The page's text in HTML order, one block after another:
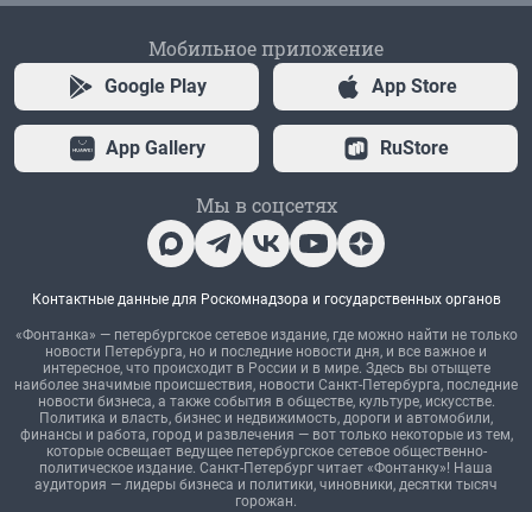
Мобильное приложение
Google Play App Store
App Gallery RuStore
Мы в соцсетях
Контактные данные для Роскомнадзора и государственных органов
«Фонтанка» — петербургское сетевое издание, где можно найти не только
новости Петербурга, но и последние новости дня, и все важное и
интересное, что происходит в России и в мире. Здесь вы отыщете
наиболее значимые происшествия, новости Санкт-Петербурга, последние
новости бизнеса, а также события в обществе, культуре, искусстве.
Политика и власть, бизнес и недвижимость, дороги и автомобили,
финансы и работа, город и развлечения — вот только некоторые из тем,
которые освещает ведущее петербургское сетевое общественно-
политическое издание. Санкт-Петербург читает «Фонтанку»! Наша
аудитория — лидеры бизнеса и политики, чиновники, десятки тысяч
горожан.